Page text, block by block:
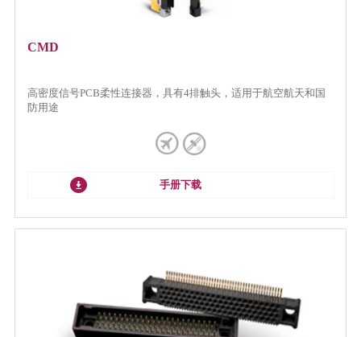
CMD
高密度信号PCB柔性连接器，具有4排触头，适用于航空航天和国
防用途
手册下载